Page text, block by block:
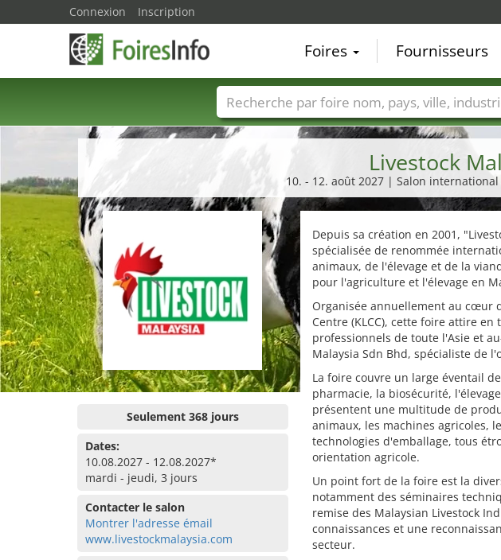
Livestock
10. - 12. août 2027 | Salon
Seulement 368 jours
Dates:
10.08.2027 - 12.08.2027*
mardi - jeudi, 3 jours
Contacter le salon
Montrer l'adresse émail
www.livestockmalaysia.com
Depuis sa création en 2001,
spécialisée de renommée
animaux, de l'élevage et de la
pour l'agriculture et l'élevage en
Organisée annuellement au cœur
Centre (KLCC), cette foire attire
professionnels de toute l'Asie et
Malaysia Sdn Bhd, spécialiste de
La foire couvre un large éventail
pharmacie, la biosécurité,
présentent une multitude de
animaux, les machines agricoles,
technologies d'emballage, tous
orientation agricole.
Un point fort de la foire est la
notamment des séminaires
remise des Malaysian Livestock
connaissances et une
secteur.
Connexion Inscription
Foires Fournisseurs
Foire noms Pays Villes Secteurs de